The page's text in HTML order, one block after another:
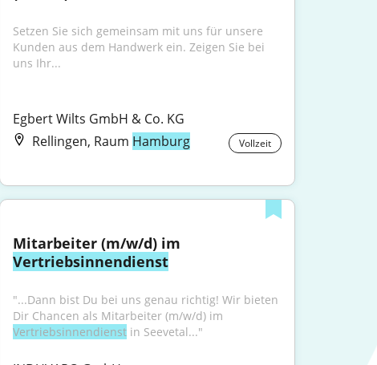
Setzen Sie sich gemeinsam mit uns für unsere
Kunden aus dem Handwerk ein. Zeigen Sie bei
uns Ihr...
Egbert Wilts GmbH & Co. KG
Rellingen, Raum Hamburg Vollzeit
Vertriebsinnendienst
"...Dann bist Du bei uns genau richtig! Wir bieten
Vertriebsinnendienst in Seevetal..."